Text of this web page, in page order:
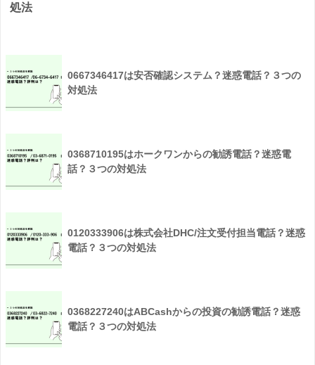
処法
0667346417は安否確認システム？迷惑電話？３つの
対処法
0368710195はホークワンからの勧誘電話？迷惑電
話？３つの対処法
0120333906は株式会社DHC/注文受付担当電話？迷惑
電話？３つの対処法
0368227240はABCashからの投資の勧誘電話？迷惑
電話？３つの対処法